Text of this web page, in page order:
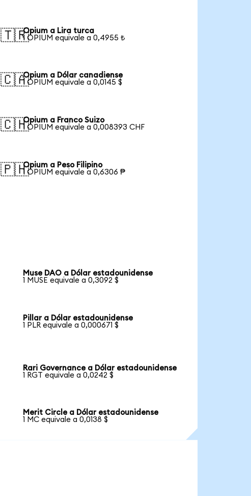
🇹🇷Opium a Lira turca
1 OPIUM equivale a 0,4955 ₺
🇨🇦Opium a Dólar canadiense
1 OPIUM equivale a 0,0145 $
🇨🇭Opium a Franco Suizo
1 OPIUM equivale a 0,008393 CHF
🇵🇭Opium a Peso Filipino
1 OPIUM equivale a 0,6306 ₱
Muse DAO a Dólar estadounidense
1 MUSE equivale a 0,3092 $
Pillar a Dólar estadounidense
1 PLR equivale a 0,000671 $
Rari Governance a Dólar estadounidense
1 RGT equivale a 0,0242 $
Merit Circle a Dólar estadounidense
1 MC equivale a 0,0138 $